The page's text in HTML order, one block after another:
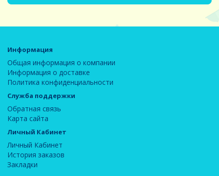
Информация
Общая информация о компании
Информация о доставке
Политика конфиденциальности
Служба поддержки
Обратная связь
Карта сайта
Личный Кабинет
Личный Кабинет
История заказов
Закладки